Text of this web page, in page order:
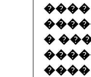
����
�
����